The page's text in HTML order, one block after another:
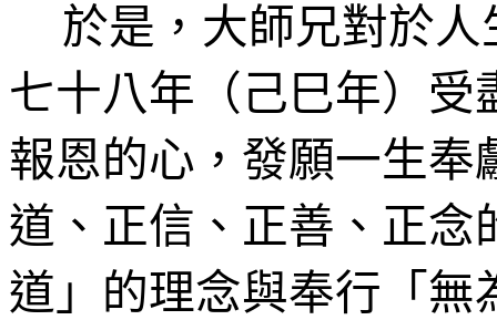
於是，大師兄對於
七十八年（己巳年）受
報恩的心，發願一生奉
道、正信、正善、正念
道」的理念與奉行「無